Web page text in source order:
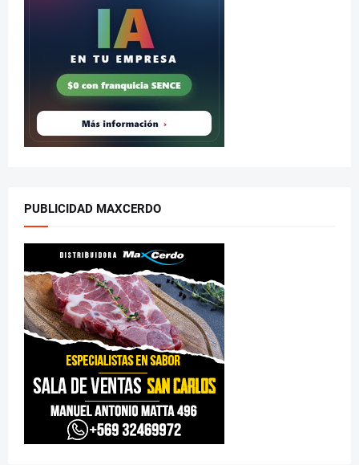
PUBLICIDAD MAXCERDO